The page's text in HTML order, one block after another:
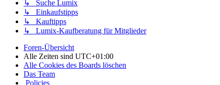
↳ Suche Lumix
↳ Einkaufstipps
↳ Kauftipps
↳ Lumix-Kaufberatung für Mitglieder
Foren-Übersicht
Alle Zeiten sind UTC+01:00
Alle Cookies des Boards löschen
Das Team
Policies